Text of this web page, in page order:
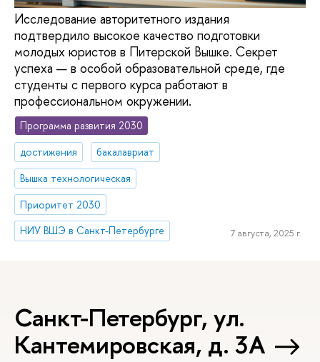
Исследование авторитетного издания
подтвердило высокое качество подготовки
молодых юристов в Питерской Вышке. Секрет
успеха — в особой образовательной среде, где
студенты с первого курса работают в
профессиональном окружении.
Программа развития 2030
достижения
бакалавриат
Вышка технологическая
Приоритет 2030
НИУ ВШЭ в Санкт-Петербурге
7 августа, 2025 г.
Санкт-Петербург, ул.
Кантемировская, д. 3А